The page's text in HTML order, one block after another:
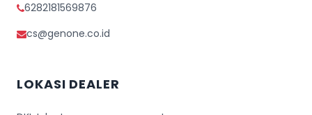
6282181569876
cs@genone.co.id
LOKASI DEALER